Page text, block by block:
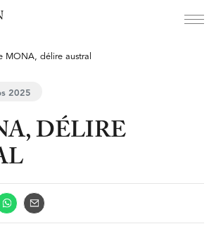
MONA, délire austral
2025
DÉLIRE